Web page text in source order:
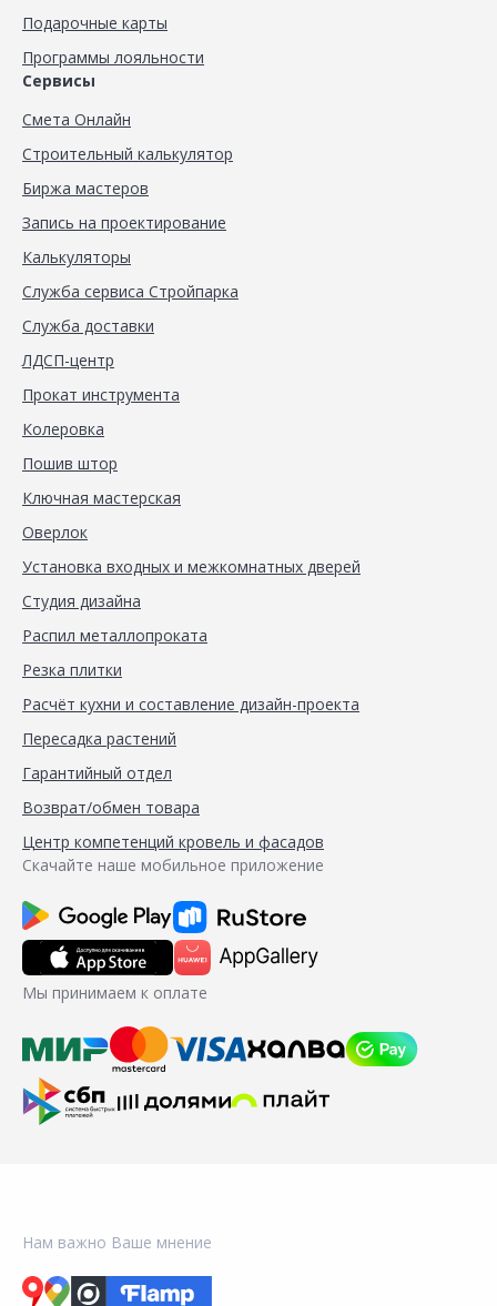
Подарочные карты
Программы лояльности
Сервисы
Смета Онлайн
Строительный калькулятор
Биржа мастеров
Запись на проектирование
Калькуляторы
Служба сервиса Стройпарка
Служба доставки
ЛДСП-центр
Прокат инструмента
Колеровка
Пошив штор
Ключная мастерская
Оверлок
Установка входных и межкомнатных дверей
Студия дизайна
Распил металлопроката
Резка плитки
Расчёт кухни и составление дизайн-проекта
Пересадка растений
Гарантийный отдел
Возврат/обмен товара
Центр компетенций кровель и фасадов
Скачайте наше мобильное приложение
Мы принимаем к оплате
Нам важно Ваше мнение